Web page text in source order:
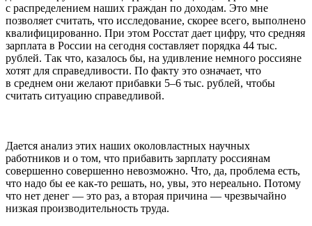
с распределением наших граждан по доходам. Это мне
позволяет считать, что исследование, скорее всего, выполнено
квалифицированно. При этом Росстат дает цифру, что средняя
зарплата в России на сегодня составляет порядка 44 тыс.
рублей. Так что, казалось бы, на удивление немного россияне
хотят для справедливости. По факту это означает, что
в среднем они желают прибавки 5–6 тыс. рублей, чтобы
считать ситуацию справедливой.
Дается анализ этих наших околовластных научных
работников и о том, что прибавить зарплату россиянам
совершенно совершенно невозможно. Что, да, проблема есть,
что надо бы ее как-то решать, но, увы, это нереально. Потому
что нет денег — это раз, а вторая причина — чрезвычайно
низкая производительность труда.